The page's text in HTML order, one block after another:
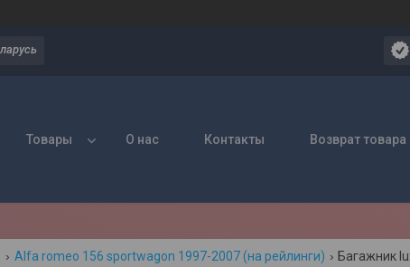
Товары О нас Контакты Возврат товара
Alfa romeo 156 sportwagon 1997-2007 (на рейлинги)